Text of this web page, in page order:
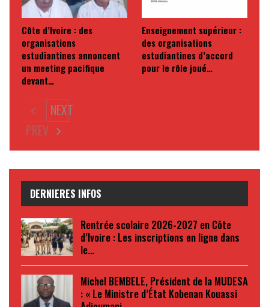
Côte d’Ivoire : des
organisations
estudiantines annoncent
un meeting pacifique
devant…
Enseignement supérieur :
des organisations
estudiantines d’accord
pour le rôle joué…
PREV
NEXT
DERNIERES INFOS
Rentrée scolaire 2026-2027 en Côte
d’Ivoire : Les inscriptions en ligne dans
le…
Michel BEMBELE, Président de la MUDESA
: « Le Ministre d’État Kobenan Kouassi